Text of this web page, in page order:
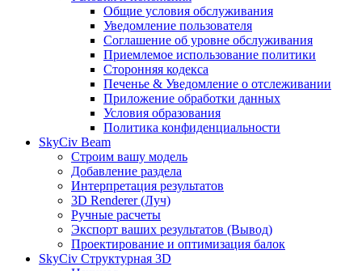
Общие условия обслуживания
Уведомление пользователя
Соглашение об уровне обслуживания
Приемлемое использование политики
Сторонняя кодекса
Печенье & Уведомление о отслеживании
Приложение обработки данных
Условия образования
Политика конфиденциальности
SkyCiv Beam
Строим вашу модель
Добавление раздела
Интерпретация результатов
3D Renderer (Луч)
Ручные расчеты
Экспорт ваших результатов (Вывод)
Проектирование и оптимизация балок
SkyCiv Структурная 3D